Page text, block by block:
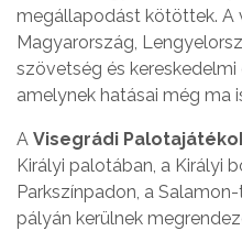
megállapodást kötöttek. A
Magyarország,
szövetség és
amelynek hatásai még ma
A Visegrádi
Királyi palotában, a Királyi
Parkszínpadon, a
pályán kerülnek